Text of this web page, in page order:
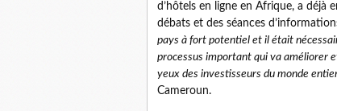
d’hôtels en ligne en Afrique, a déjà
débats et des séances
pays à fort potentiel et il était
processus important qui va améliorer
yeux des investisseurs du monde
Cameroun.